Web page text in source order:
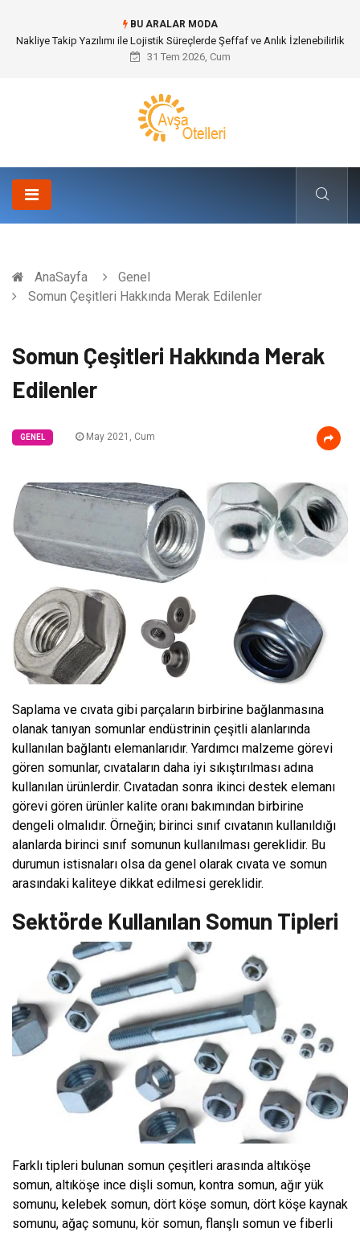
BU ARALAR MODA
Galericilik Belgesi Almanın Avantajları Nelerdir?
31 Tem 2026, Cum
AnaSayfa
Genel
Somun Çeşitleri Hakkında Merak Edilenler
Somun Çeşitleri Hakkında Merak
Edilenler
GENEL May 2021, Cum
Saplama ve cıvata gibi parçaların birbirine bağlanmasına
olanak tanıyan somunlar endüstrinin çeşitli alanlarında
kullanılan bağlantı elemanlarıdır. Yardımcı malzeme görevi
gören somunlar, cıvataların daha iyi sıkıştırılması adına
kullanılan ürünlerdir. Cıvatadan sonra ikinci destek elemanı
görevi gören ürünler kalite oranı bakımından birbirine
dengeli olmalıdır. Örneğin; birinci sınıf cıvatanın kullanıldığı
alanlarda birinci sınıf somunun kullanılması gereklidir. Bu
durumun istisnaları olsa da genel olarak cıvata ve somun
arasındaki kaliteye dikkat edilmesi gereklidir.
Sektörde Kullanılan Somun Tipleri
Farklı tipleri bulunan somun çeşitleri arasında altıköşe
somun, altıköşe ince dişli somun, kontra somun, ağır yük
somunu, kelebek somun, dört köşe somun, dört köşe kaynak
somunu, ağaç somunu, kör somun, flanşlı somun ve fiberli